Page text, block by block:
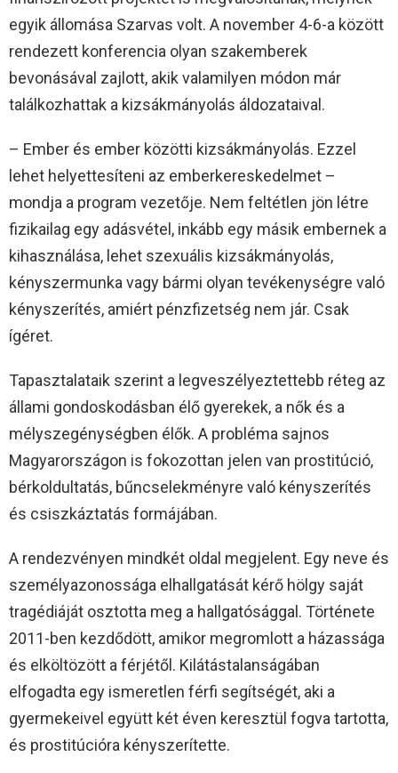
egyik állomása Szarvas volt. A november 4-6-a között
rendezett konferencia olyan szakemberek
bevonásával zajlott, akik valamilyen módon már
találkozhattak a kizsákmányolás áldozataival.
– Ember és ember közötti kizsákmányolás. Ezzel
lehet helyettesíteni az emberkereskedelmet –
mondja a program vezetője. Nem feltétlen jön létre
fizikailag egy adásvétel, inkább egy másik embernek a
kihasználása, lehet szexuális kizsákmányolás,
kényszermunka vagy bármi olyan tevékenységre való
kényszerítés, amiért pénzfizetség nem jár. Csak
ígéret.
Tapasztalataik szerint a legveszélyeztettebb réteg az
állami gondoskodásban élő gyerekek, a nők és a
mélyszegénységben élők. A probléma sajnos
Magyarországon is fokozottan jelen van prostitúció,
bérkoldultatás, bűncselekményre való kényszerítés
és csiszkáztatás formájában.
A rendezvényen mindkét oldal megjelent. Egy neve és
személyazonossága elhallgatását kérő hölgy saját
tragédiáját osztotta meg a hallgatósággal. Története
2011-ben kezdődött, amikor megromlott a házassága
és elköltözött a férjétől. Kilátástalanságában
elfogadta egy ismeretlen férfi segítségét, aki a
gyermekeivel együtt két éven keresztül fogva tartotta,
és prostitúcióra kényszerítette.